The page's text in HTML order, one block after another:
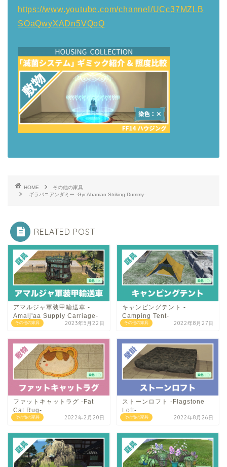
https://www.youtube.com/channel/UCc37MZLB
SOaQwyXADn5VQoQ
HOME
その他の家具
ギラバニアンダミー -Gyr Abanian Striking Dummy-
RELATED POST
その他の家具
アマルジャ軍装甲輸送車 -
Amalj'aa Supply Carriage-
2023年5月22日 その他の家具
キャンピングテント -
Camping Tent-
2022年8月27日
その他の家具
ファットキャットラグ -Fat
Cat Rug-
2022年2月20日 その他の家具
ストーンロフト -Flagstone
Loft-
2022年8月26日